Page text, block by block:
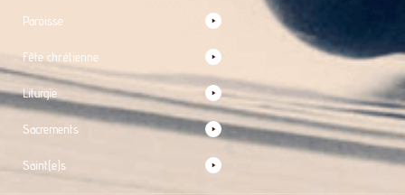
Paroisse
Fête chrétienne
Liturgie
Sacrements
Saint(e)s